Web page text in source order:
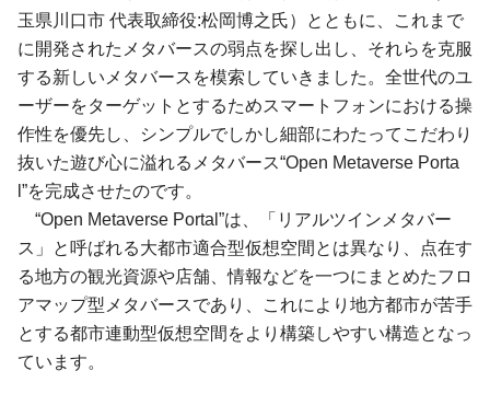
玉県川口市 代表取締役:松岡博之氏）とともに、これまで
に開発されたメタバースの弱点を探し出し、それらを克服
する新しいメタバースを模索していきました。全世代のユ
ーザーをターゲットとするためスマートフォンにおける操
作性を優先し、シンプルでしかし細部にわたってこだわり
抜いた遊び心に溢れるメタバース“Open Metaverse Porta
l”を完成させたのです。
“Open Metaverse Portal”は、「リアルツインメタバー
ス」と呼ばれる大都市適合型仮想空間とは異なり、点在す
る地方の観光資源や店舗、情報などを一つにまとめたフロ
アマップ型メタバースであり、これにより地方都市が苦手
とする都市連動型仮想空間をより構築しやすい構造となっ
ています。